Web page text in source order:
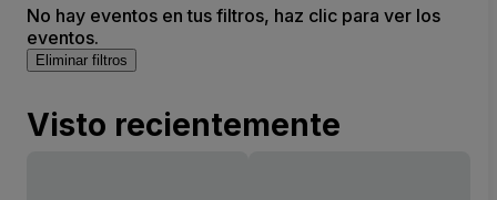
No hay eventos en tus filtros, haz clic para ver los
eventos.
Eliminar filtros
Visto recientemente